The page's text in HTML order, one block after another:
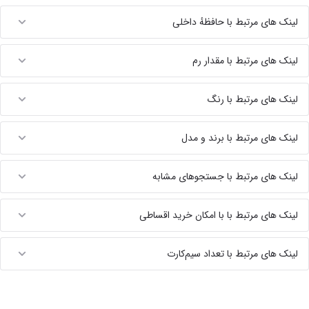
لینک های مرتبط با حافظهٔ داخلی
لینک های مرتبط با مقدار رم
لینک های مرتبط با رنگ
لینک های مرتبط با برند و مدل
لینک های مرتبط با جستجوهای مشابه
لینک های مرتبط با با امکان خرید اقساطی
لینک های مرتبط با تعداد سیم‌کارت